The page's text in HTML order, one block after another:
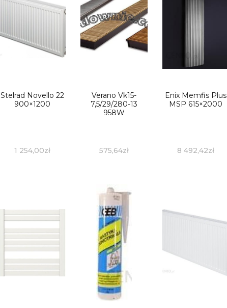
Stelrad Novello 22
900×1200
1 254,00zł
Verano Vk15-
7,5/29/280-13
958W
575,64zł
Enix Memfis Plus
MSP 615×2000
8 492,42zł